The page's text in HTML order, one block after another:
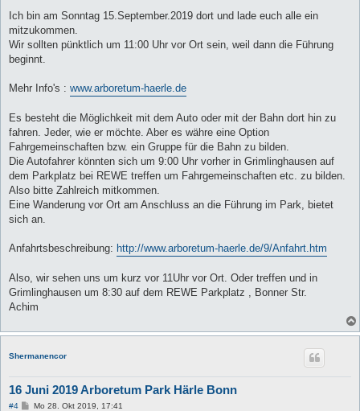
Ich bin am Sonntag 15.September.2019 dort und lade euch alle ein
mitzukommen.
Wir sollten pünktlich um 11:00 Uhr vor Ort sein, weil dann die Führung
beginnt.
Mehr Info's : www.arboretum-haerle.de
Es besteht die Möglichkeit mit dem Auto oder mit der Bahn dort hin zu
fahren. Jeder, wie er möchte. Aber es währe eine Option
Fahrgemeinschaften bzw. ein Gruppe für die Bahn zu bilden.
Die Autofahrer könnten sich um 9:00 Uhr vorher in Grimlinghausen auf
dem Parkplatz bei REWE treffen um Fahrgemeinschaften etc. zu bilden.
Also bitte Zahlreich mitkommen.
Eine Wanderung vor Ort am Anschluss an die Führung im Park, bietet
sich an.
Anfahrtsbeschreibung: http://www.arboretum-haerle.de/9/Anfahrt.htm
Also, wir sehen uns um kurz vor 11Uhr vor Ort. Oder treffen und in
Grimlinghausen um 8:30 auf dem REWE Parkplatz , Bonner Str.
Achim
Shermanencor
16 Juni 2019 Arboretum Park Härle Bonn
#4
BMo 28. Okt 2019, 17:41